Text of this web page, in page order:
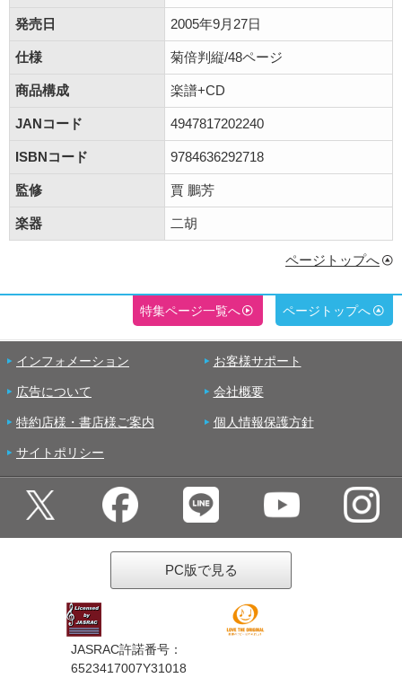
発売日 2005年9月27日
仕様 菊倍判縦/48ページ
商品構成 楽譜+CD
JANコード 4947817202240
ISBNコード 9784636292718
監修 賈 鵬芳
楽器 二胡
ページトップへ
特集ページ一覧へ ページトップへ
インフォメーション お客様サポート
広告について 会社概要
特約店様・書店様ご案内 個人情報保護方針
サイトポリシー
PC版で見る
JASRAC許諾番号：
6523417007Y31018